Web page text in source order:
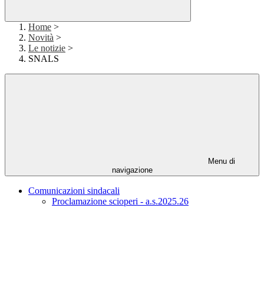
Home >
Novità >
Le notizie >
SNALS
Menu di
navigazione
Comunicazioni sindacali
Proclamazione scioperi - a.s.2025.26